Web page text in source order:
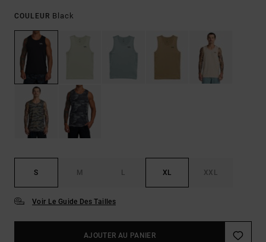
COULEUR Black
S M L XL XXL
Voir Le Guide Des Tailles
AJOUTER AU PANIER